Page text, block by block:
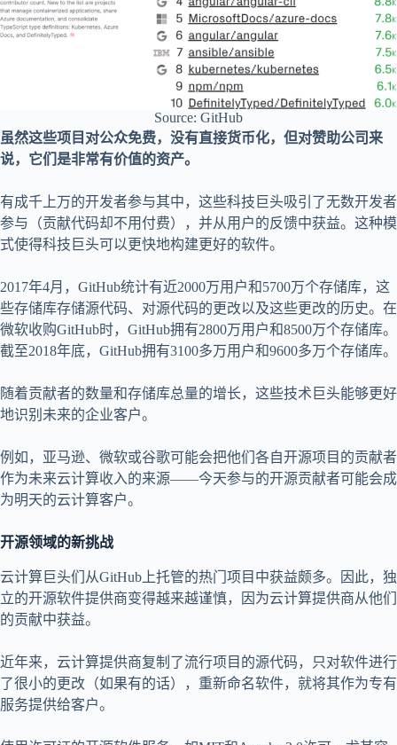
Source: GitHub
虽然这些项目对公众免费，没有直接货币化，但对赞助公司来
说，它们是非常有价值的资产。
有成千上万的开发者参与其中，这些科技巨头吸引了无数开发者
参与（贡献代码却不用付费），并从用户的反馈中获益。这种模
式使得科技巨头可以更快地构建更好的软件。
2017年4月，GitHub统计有近2000万用户和5700万个存储库，这
些存储库存储源代码、对源代码的更改以及这些更改的历史。在
微软收购GitHub时，GitHub拥有2800万用户和8500万个存储库。
截至2018年底，GitHub拥有3100多万用户和9600多万个存储库。
随着贡献者的数量和存储库总量的增长，这些技术巨头能够更好
地识别未来的企业客户。
例如，亚马逊、微软或谷歌可能会把他们各自开源项目的贡献者
作为未来云计算收入的来源——今天参与的开源贡献者可能会成
为明天的云计算客户。
开源领域的新挑战
云计算巨头们从GitHub上托管的热门项目中获益颇多。因此，独
立的开源软件提供商变得越来越谨慎，因为云计算提供商从他们
的贡献中获益。
近年来，云计算提供商复制了流行项目的源代码，只对软件进行
了很小的更改（如果有的话），重新命名软件，就将其作为专有
服务提供给客户。